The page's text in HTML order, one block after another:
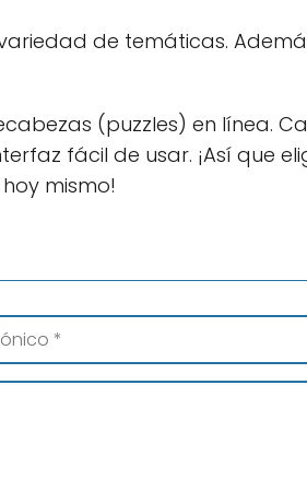
de temáticas.
(puzzles) en línea.
fácil de usar. ¡Así que
mismo!